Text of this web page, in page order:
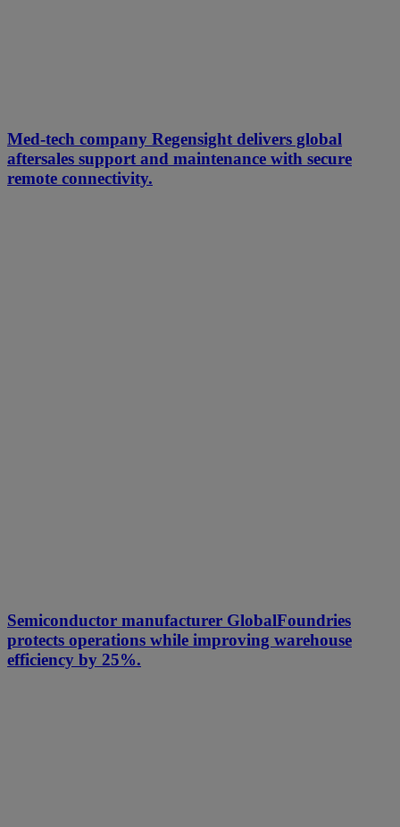
Med-tech company Regensight delivers global
aftersales support and maintenance with secure
remote connectivity.
Semiconductor manufacturer GlobalFoundries
protects operations while improving warehouse
efficiency by 25%.